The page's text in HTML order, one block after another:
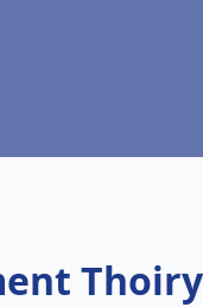
Thoiry